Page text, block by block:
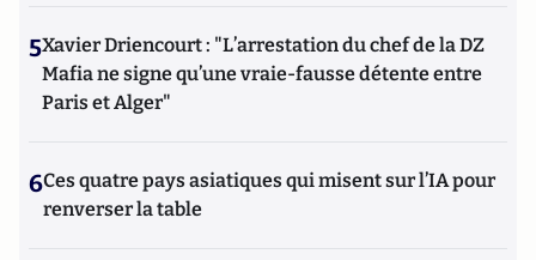
5Xavier Driencourt : "L’arrestation du chef de la DZ
Mafia ne signe qu’une vraie-fausse détente entre
Paris et Alger"
6Ces quatre pays asiatiques qui misent sur l’IA pour
renverser la table